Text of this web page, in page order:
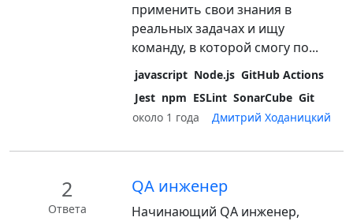
применить свои знания в
реальных задачах и ищу
команду, в которой смогу по...
javascript Node.js GitHub Actions
Jest npm ESLint SonarCube Git
около 1 года
Дмитрий Ходаницкий
2
Ответа
QA инженер
Начинающий QA инженер,